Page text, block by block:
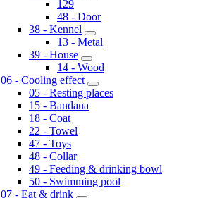
129
48 - Door
38 - Kennel
13 - Metal
39 - House
14 - Wood
06 - Cooling effect
05 - Resting places
15 - Bandana
18 - Coat
22 - Towel
47 - Toys
48 - Collar
49 - Feeding & drinking bowl
50 - Swimming pool
07 - Eat & drink